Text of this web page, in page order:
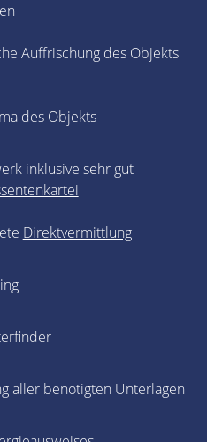
Auffrischung des Objekts
des Objekts
inklusive sehr gut
Direktvermittlung
aller benötigten Unterlagen